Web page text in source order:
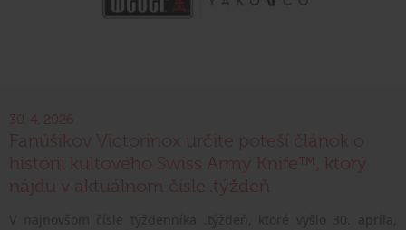
30. 4. 2026
Fanúšikov Victorinox určite poteší článok o
histórii kultového Swiss Army Knife™, ktorý
nájdu v aktuálnom čísle .týždeň